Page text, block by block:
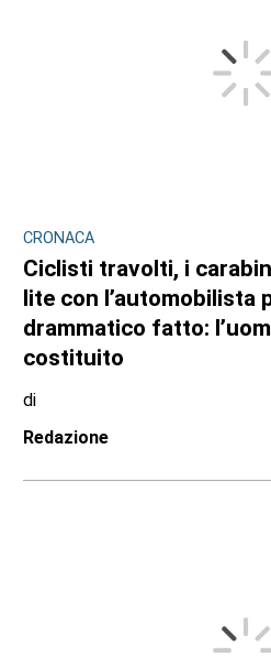
CRONACA
Ciclisti travolti, i
lite con l’automobilista
drammatico fatto:
costituito
di
Redazione